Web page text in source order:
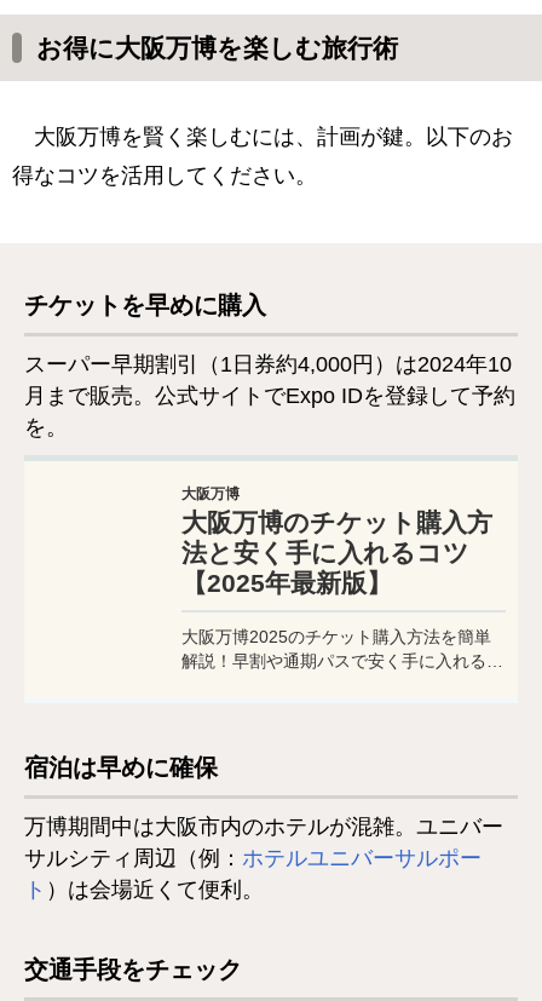
お得に大阪万博を楽しむ旅行術
大阪万博を賢く楽しむには、計画が鍵。以下のお
得なコツを活用してください。
チケットを早めに購入
スーパー早期割引（1日券約4,000円）は2024年10
月まで販売。公式サイトでExpo IDを登録して予約
を。
大阪万博
大阪万博のチケット購入方
法と安く手に入れるコツ
【2025年最新版】
大阪万博2025のチケット購入方法を簡単
解説！早割や通期パスで安く手に入れるコ
宿泊は早めに確保
万博期間中は大阪市内のホテルが混雑。ユニバー
サルシティ周辺（例： ホテルユニバーサルポー
ト ）は会場近くて便利。
交通手段をチェック